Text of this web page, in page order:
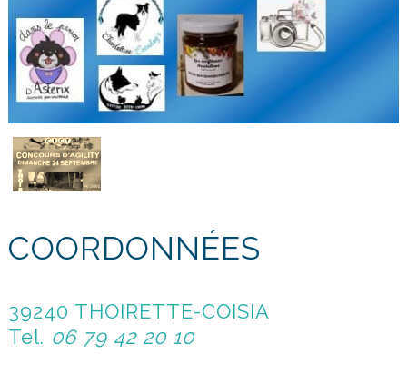
COORDONNÉES
39240 THOIRETTE-COISIA
Tel. 06 79 42 20 10